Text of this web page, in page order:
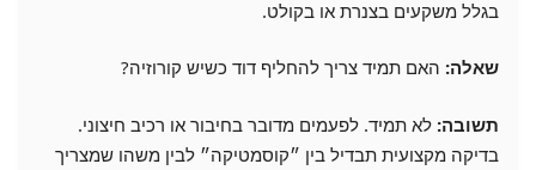
בגלל משקעים בצנרת או בקולט.
שאלה: האם תמיד צריך להחליף דוד כשיש קורוזיה?
תשובה: לא תמיד. לפעמים מדובר בחיבור או רכיב חיצוני.
בדיקה מקצועית תבדיל בין ״קוסמטיקה״ לבין משהו שמצריך